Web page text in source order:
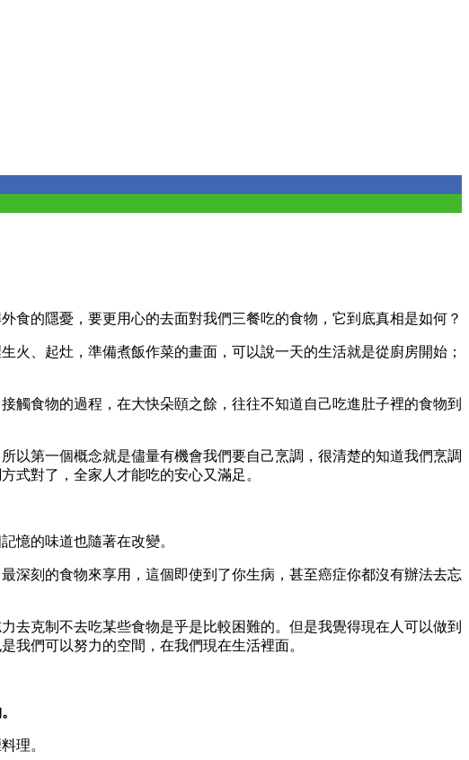
食的隱憂，要更用心的去面對我們三餐吃的食物，它到底真相是如何？
、起灶，準備煮飯作菜的畫面，可以說一天的生活就是從廚房開始；
觸食物的過程，在大快朵頤之餘，往往不知道自己吃進肚子裡的食物到
以第一個概念就是儘量有機會我們要自己烹調，很清楚的知道我們烹調
式對了，全家人才能吃的安心又滿足。
憶的味道也隨著在改變。
深刻的食物來享用，這個即使到了你生病，甚至癌症你都沒有辦法去忘
去克制不去吃某些食物是乎是比較困難的。但是我覺得現在人可以做到
我們可以努力的空間，在我們現在生活裡面。
理。